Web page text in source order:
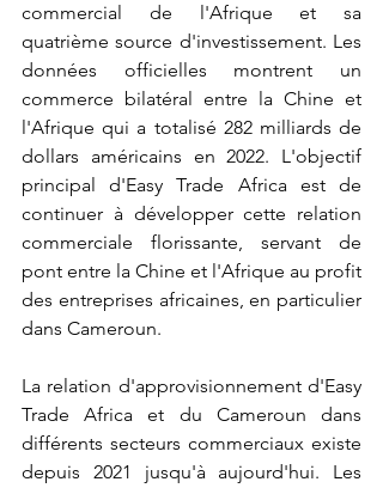
commercial de l'Afrique et sa
quatrième source d'investissement. Les
données officielles montrent un
commerce bilatéral entre la Chine et
l'Afrique qui a totalisé 282 milliards de
dollars américains en 2022. L'objectif
principal d'Easy Trade Africa est de
continuer à développer cette relation
commerciale florissante, servant de
pont entre la Chine et l'Afrique au profit
des entreprises africaines, en particulier
dans Cameroun.
La relation d'approvisionnement d'Easy
Trade Africa et du Cameroun dans
différents secteurs commerciaux existe
depuis 2021 jusqu'à aujourd'hui. Les